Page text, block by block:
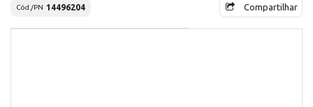
Cód./PN 14496204 Compartilhar